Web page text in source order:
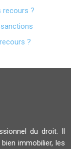
recours ?
?
du droit. Il
immobilier, les